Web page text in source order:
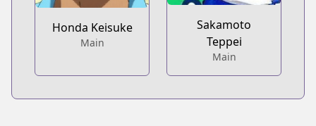
Honda Keisuke
Main
Sakamoto
Teppei
Main